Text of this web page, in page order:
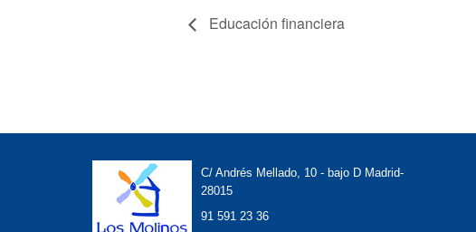
Educación financiera
C/ Andrés Mellado, 10 - bajo D Madrid-
28015
91 591 23 36